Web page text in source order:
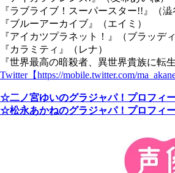
『ラブライブ！スーパースター!!』（澁
『ブルーアーカイブ』（エイミ）
『アイカツプラネット！』（ブラッデ
『カラミティ』（レナ）
『世界最高の暗殺者、異世界貴族に転
Twitter【https://mobile.twitter.com/
☆二ノ宮ゆいのグラジャパ！プロフィ
☆松永あかねのグラジャパ！プロフィ